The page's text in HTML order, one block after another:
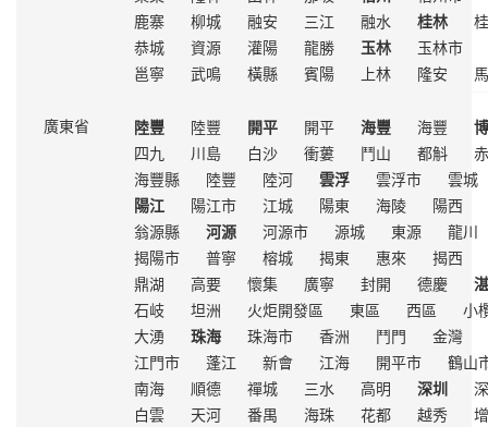
鹿寨
柳城 融安 三江 融水 桂林
恭城
資源 灌陽 龍勝 玉林
玉林市
邕寧
武鳴 橫縣 賓陽 上林 隆安
廣東省 陸豐 陸豐 開平 開平 海豐 海豐
四九
川島 白沙 衝蔞 鬥山 都斛
海豐縣
陸豐 陸河 雲浮 雲浮市
雲城
陽江
陽江市 江城 陽東 海陵
陽西
翁源縣
河源 河源市 源城 東源
龍川
揭陽市
普寧 榕城 揭東 惠來
揭西
鼎湖
高要 懷集 廣寧 封開 德慶
石岐
坦洲 火炬開發區 東區 西區
小
大湧
珠海 珠海市 香洲 鬥門
金灣
江門市
蓬江 新會 江海 開平市
鶴山
南海
順德 禪城 三水 高明 深圳
白雲
天河 番禺 海珠 花都 越秀